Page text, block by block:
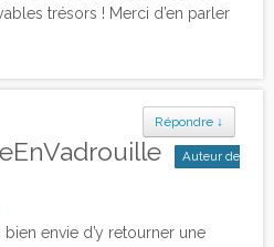
trésors ! Merci d’en parler
Répondre ↓
Auteur de
bien envie d’y retourner une